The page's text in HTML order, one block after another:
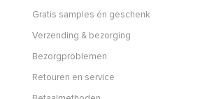
Gratis samples én geschenk
Verzending & bezorging
Bezorgproblemen
Retouren en service